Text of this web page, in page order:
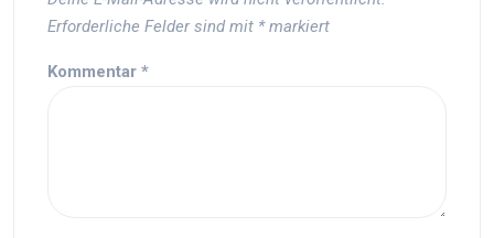
Erforderliche Felder sind mit *markiert
Kommentar *